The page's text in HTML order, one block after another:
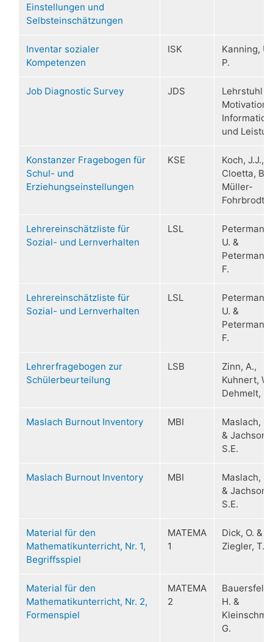
Einstellungen und
Selbsteinschätzungen
Inventar sozialer
Kompetenzen
ISK
Kanning, U.
P.
Job Diagnostic Survey JDS
Lehrstuhl
Motivation,
Information
und
Konstanzer Fragebogen für
Schul- und
Erziehungseinstellungen
KSE
Koch, J.J.,
Cloetta, B.
Müller-
Fohrbrodt,
Lehrereinschätzliste für
Sozial- und Lernverhalten
LSL
Petermann,
U. &
Petermann,
F.
Lehrereinschätzliste für
Sozial- und Lernverhalten
LSL
Petermann,
U. &
Petermann,
F.
Lehrerfragebogen zur
Schülerbeurteilung
LSB
Zinn, A.,
Kuhnert,
Dehmelt, P.
Maslach Burnout Inventory MBI
Maslach, C.
& Jachson,
S.E.
Maslach Burnout Inventory MBI
Maslach, C.
& Jachson,
S.E.
Material für den
Mathematikunterricht, Nr. 1,
Begriffsspiel
MATEMA
1
Dick, O. &
Ziegler, T.
Material für den
Mathematikunterricht, Nr. 2,
Formenspiel
MATEMA
2
Bauersfeld,
H. &
G.